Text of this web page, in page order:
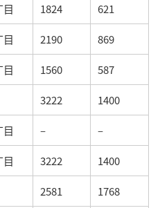
目 1824 621
目 2190 869
目 1560 587
3222 1400
目 – –
目 3222 1400
2581 1768